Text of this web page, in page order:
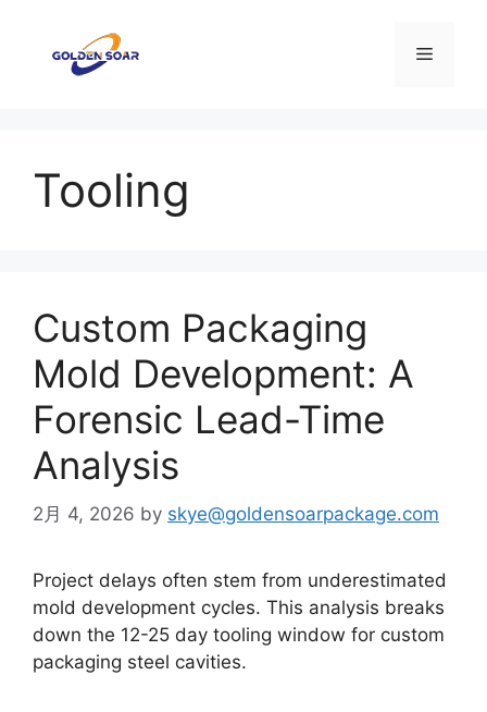
メ
Tooling
Custom Packaging
Mold Development: A
Forensic Lead-Time
Analysis
2月 4, 2026 by skye@goldensoarpackage.com
Project delays often stem from underestimated
mold development cycles. This analysis breaks
down the 12-25 day tooling window for custom
packaging steel cavities.